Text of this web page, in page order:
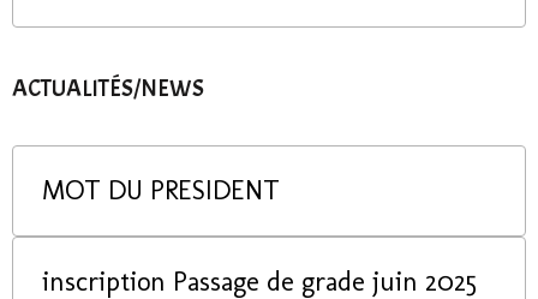
ACTUALITÉS/NEWS
MOT DU PRESIDENT
inscription Passage de grade juin 2025